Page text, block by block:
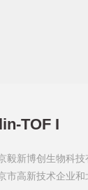
TOF I
毅新博创生物科技
市高新技术企业